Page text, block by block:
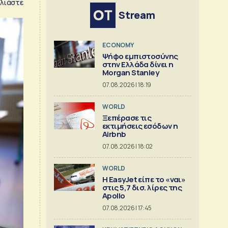
Stream
ECONOMY
Ψήφο εμπιστοσύνης
στην Ελλάδα δίνει η
Morgan Stanley
07.08.2026 | 18:19
WORLD
Ξεπέρασε τις
εκτιμήσεις εσόδων η
Airbnb
07.08.2026 | 18:02
WORLD
Η EasyJet είπε το «ναι»
στις 5,7 δισ. λίρες της
Apollo
07.08.2026 | 17:45